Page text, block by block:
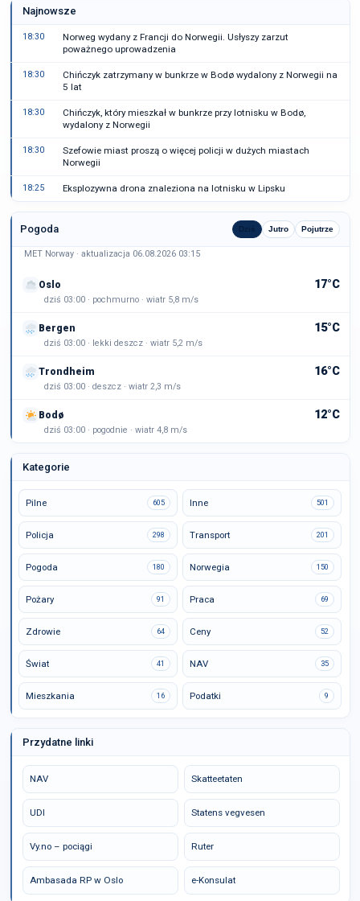
Najnowsze
18:30
Norweg wydany z Francji do Norwegii. Usłyszy zarzut
poważnego uprowadzenia
18:30
Chińczyk zatrzymany w bunkrze w Bodø wydalony z Norwegii na
5 lat
18:30
Chińczyk, który mieszkał w bunkrze przy lotnisku w Bodø,
wydalony z Norwegii
18:30
Szefowie miast proszą o więcej policji w dużych miastach
Norwegii
18:25 Eksplozywna drona znaleziona na lotnisku w Lipsku
Pogoda Dziś Jutro Pojutrze
MET Norway · aktualizacja 06.08.2026 03:15
Oslo 17°C
dziś 03:00 · pochmurno · wiatr 5,8 m/s
Bergen 15°C
dziś 03:00 · lekki deszcz · wiatr 5,2 m/s
Trondheim 16°C
dziś 03:00 · deszcz · wiatr 2,3 m/s
Bodø 12°C
dziś 03:00 · pogodnie · wiatr 4,8 m/s
Kategorie
Pilne 605 Inne 501
Policja 298 Transport 201
Pogoda 180 Norwegia 150
Pożary 91 Praca 69
Zdrowie 64 Ceny 52
Świat 41 NAV 35
Mieszkania 16 Podatki 9
Przydatne linki
NAV Skatteetaten
UDI Statens vegvesen
Vy.no – pociągi Ruter
Ambasada RP w Oslo e-Konsulat